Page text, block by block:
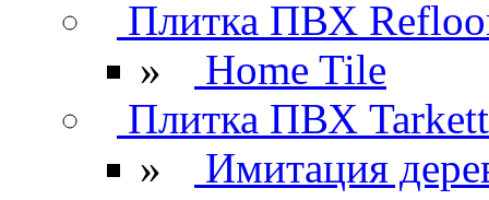
Плитка ПВХ
»
Home Tile
Плитка ПВХ Tarkett
»
Имитация